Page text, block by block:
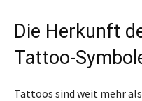
Die Herkunft
Tattoo-
Tattoos sind weit mehr